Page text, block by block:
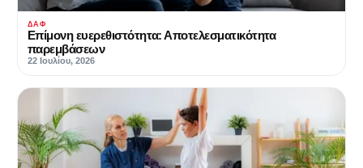
ΔΑΦ
Επίμονη ευερεθιστότητα: Αποτελεσματικότητα
παρεμβάσεων
22 Ιουλίου, 2026